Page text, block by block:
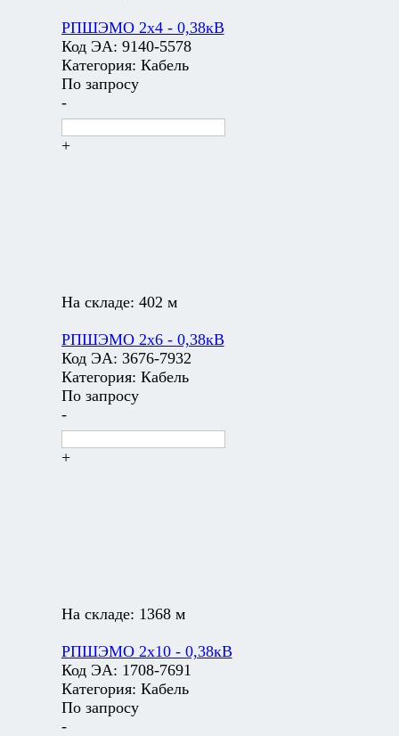
РПШЭМО 2х4 - 0,38кВ
Код ЭА: 9140-5578
Категория: Кабель
По запросу
-
+
На складе: 402 м
РПШЭМО 2х6 - 0,38кВ
Код ЭА: 3676-7932
Категория: Кабель
По запросу
-
+
На складе: 1368 м
РПШЭМО 2х10 - 0,38кВ
Код ЭА: 1708-7691
Категория: Кабель
По запросу
-